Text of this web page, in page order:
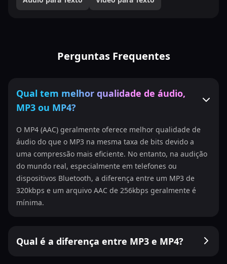
Perguntas Frequentes
Qual tem melhor qualidade de áudio,
MP3 ou MP4?
O MP4 (AAC) geralmente oferece melhor qualidade de
áudio do que o MP3 na mesma taxa de bits devido a
uma compressão mais eficiente. No entanto, na audição
do mundo real, especialmente em telefones ou
dispositivos Bluetooth, a diferença entre um MP3 de
320kbps e um arquivo AAC de 256kbps geralmente é
mínima.
Qual é a diferença entre MP3 e MP4?